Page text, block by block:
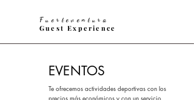
Fuerteventura
Guest Experience
EVENTOS
Te ofrecemos actividades deportivas con los
precios más económicos y con un servicio